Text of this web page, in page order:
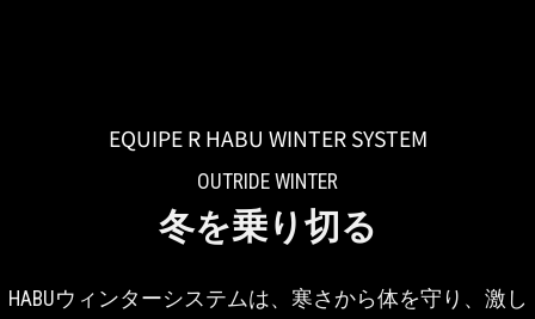
EQUIPE R HABU WINTER SYSTEM
OUTRIDE WINTER
冬を乗り切る
HABUウィンターシステムは、寒さから体を守り、激し